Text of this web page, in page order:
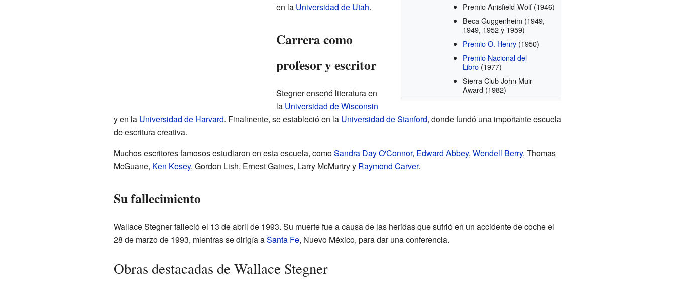
Premio Anisfield-Wolf (1946)
Beca Guggenheim (1949,
1949, 1952 y 1959)
Premio O. Henry (1950)
Premio Nacional del
Libro (1977)
Sierra Club John Muir
Award (1982)
en la Universidad de Utah.
Carrera como
profesor y escritor
Stegner enseñó literatura en
la Universidad de Wisconsin
y en la Universidad de Harvard. Finalmente, se estableció en la Universidad de Stanford, donde fundó una importante escuela
de escritura creativa.
Muchos escritores famosos estudiaron en esta escuela, comoSandra Day O'Connor, Edward Abbey, Wendell Berry, Thomas
McGuane, Ken Kesey, Gordon Lish, Ernest Gaines, Larry McMurtry y Raymond Carver.
Su fallecimiento
Wallace Stegner falleció el 13 de abril de 1993. Su muerte fue a causa de las heridas que sufrió en un accidente de coche el
28 de marzo de 1993, mientras se dirigía aSanta Fe, Nuevo México, para dar una conferencia.
Obras destacadas de Wallace Stegner